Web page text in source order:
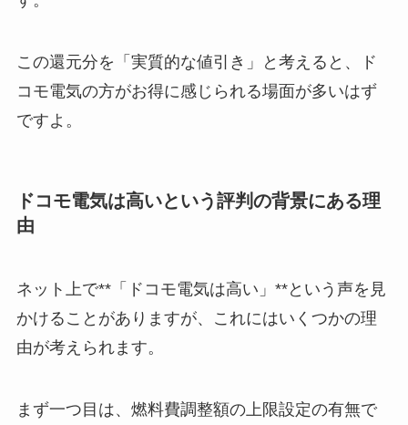
この還元分を「実質的な値引き」と考えると、ド
コモ電気の方がお得に感じられる場面が多いはず
ですよ。
ドコモ電気は高いという評判の背景にある理
由
ネット上で**「ドコモ電気は高い」**という声を見
かけることがありますが、これにはいくつかの理
由が考えられます。
まず一つ目は、燃料費調整額の上限設定の有無で